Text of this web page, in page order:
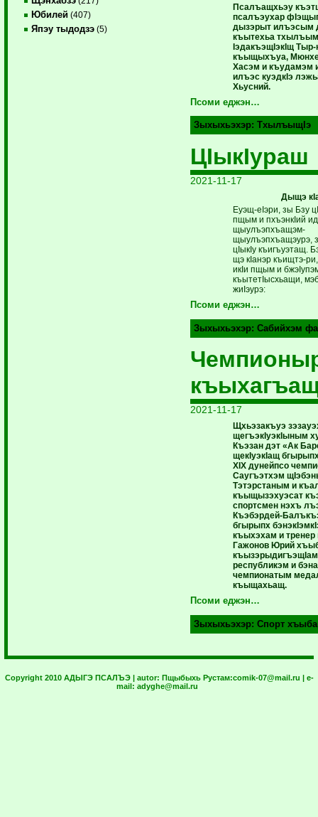
Юбилей (407)
Япэу тыдодзэ (5)
Псалъащхьэу
псалъэухар
дызэрыт илъэсым
къытехьа
IэдакъэщIэкIщ Тыр-
къыщыхъуа,
Хасэм и къудамэм
илъэс куэдкIэ
Хьусний.
Псоми еджэн…
Зыхыхьэхэр: ТхылъыщIэ
ЦIыкIураш
2021-11-17
Дыщэ
Еуэщ-еIэри, зы Бзу
пщым и пхъэнкIий
щыулъэпхъащэм-
щыулъэпхъащэурэ,
цIыкIу къигъуэтащ.
щэ кIанэр къищтэ-
икIи пщым и
къытетIысхьащи,
жиIэурэ:
Псоми еджэн…
Зыхыхьэхэр: Сабийхэм
2021-11-17
Щхьэзакъуэ
щегъэкIуэкIыным
Къэзан дэт «Ак
щекIуэкIащ
XIX дунейпсо
Саугъэтхэм
Тэтэрстаным и
къыщызэхуэсат
спортсмен нэхъ
Къэбэрдей-
бгырыпх
къыхэхам и
Гажонов Юрий
республикэм и
чемпионатым
къыщахьащ.
Псоми еджэн…
Зыхыхьэхэр: Спорт
Copyright 2010 АДЫГЭ ПСАЛЪЭ | autor: Пщыбыхь Рустам:comik-07@mail.ru | e-
mail: adyghe@mail.ru